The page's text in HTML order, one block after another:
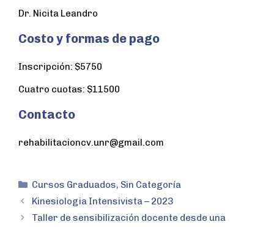
Dr. Nicita Leandro
Costo y formas de pago
Inscripción: $5750
Cuatro cuotas: $11500
Contacto
rehabilitacioncv.unr@gmail.com
Cursos Graduados, Sin Categoría
Kinesiologia Intensivista – 2023
Taller de sensibilización docente desde una